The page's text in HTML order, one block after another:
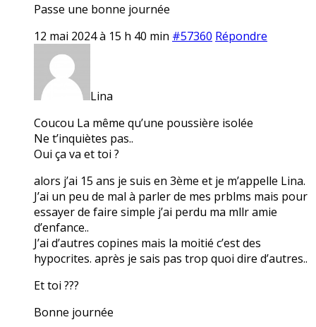
Passe une bonne journée
12 mai 2024 à 15 h 40 min #57360 Répondre
Lina
Coucou La même qu’une poussière isolée
Ne t’inquiètes pas..
Oui ça va et toi ?
alors j’ai 15 ans je suis en 3ème et je m’appelle Lina.
J’ai un peu de mal à parler de mes prblms mais pour
essayer de faire simple j’ai perdu ma mllr amie
d’enfance..
J’ai d’autres copines mais la moitié c’est des
hypocrites. après je sais pas trop quoi dire d’autres..
Et toi ???
Bonne journée